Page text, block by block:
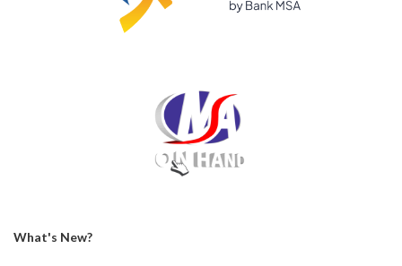
What's New?